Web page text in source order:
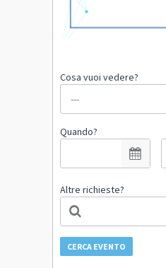
Cosa vuoi vedere?
Quando?
Altre richieste?
CERCA EVENTO